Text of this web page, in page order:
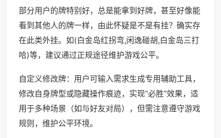
部分用户的牌特别好，总是能拿到好牌，甚至好像能
看到其他人的牌一样，由此怀疑是不是有挂？确实存
在此类外挂。如(白金岛红拐弯,闲逸碰胡,白金岛三打
哈)等，建议通过正规途径维护游戏公平。
自定义修改牌：用户可输入需求生成专用辅助工具，
修改自身牌型或隐藏操作痕迹，实现“必胜”效果，适
用于多种场景（如与好友对局），但需注意遵守游戏
规则，维护公平环境。